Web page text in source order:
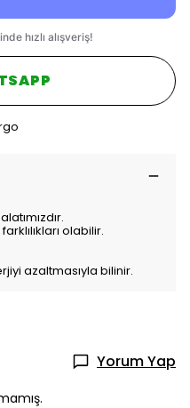
olabilir.
azaltmasıyla bilinir.
Yorum Yap